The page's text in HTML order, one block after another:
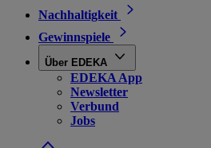
Nachhaltigkeit
Gewinnspiele
Über EDEKA
EDEKA App
Newsletter
Verbund
Jobs